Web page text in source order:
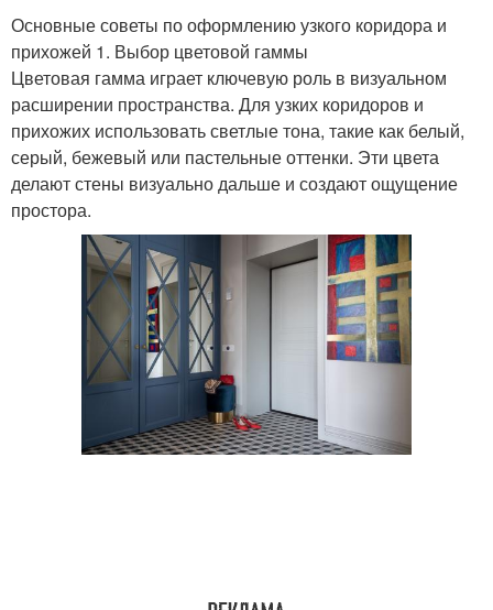
Мебель для узкой
прихожей
Цветы для узкой
прихожей
Основные советы по оформлению узкого коридора и
прихожей 1. Выбор цветовой гаммы
Цветовая гамма играет ключевую роль в визуальном
расширении пространства. Для узких коридоров и
прихожих использовать светлые тона, такие как белый,
серый, бежевый или пастельные оттенки. Эти цвета
делают стены визуально дальше и создают ощущение
простора.